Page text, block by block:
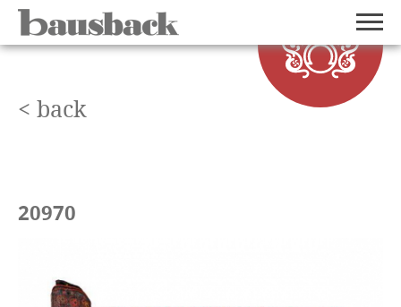
< back
20970